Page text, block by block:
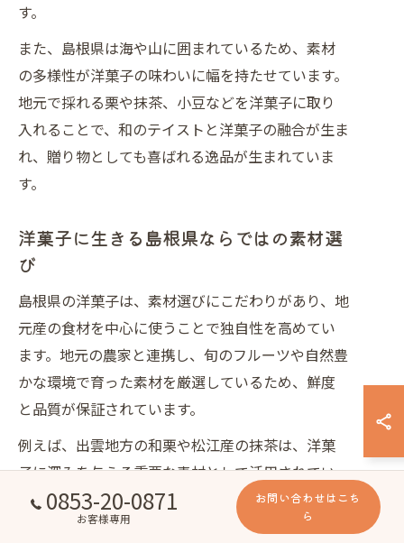
す。
また、島根県は海や山に囲まれているため、素材
の多様性が洋菓子の味わいに幅を持たせています。
地元で採れる栗や抹茶、小豆などを洋菓子に取り
入れることで、和のテイストと洋菓子の融合が生ま
れ、贈り物としても喜ばれる逸品が生まれていま
す。
洋菓子に生きる島根県ならではの素材選
び
島根県の洋菓子は、素材選びにこだわりがあり、地
元産の食材を中心に使うことで独自性を高めてい
ます。地元の農家と連携し、旬のフルーツや自然豊
かな環境で育った素材を厳選しているため、鮮度
と品質が保証されています。
例えば、出雲地方の和栗や松江産の抹茶は、洋菓
子に深みを与える重要な素材として活用されてい
ます。これらの素材は、洋菓子の甘さや食感と絶妙
に調和し、島根県ならではの味わいを生み出す大
0853-20-0871
お客様専用
お問い合わせはこち
ら